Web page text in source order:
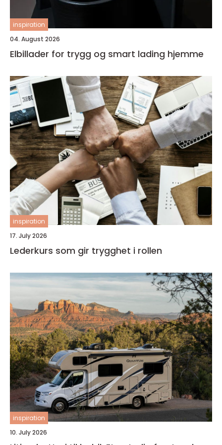
inspiration
04. August 2026
Elbillader for trygg og smart lading hjemme
inspiration
17. July 2026
Lederkurs som gir trygghet i rollen
inspiration
10. July 2026